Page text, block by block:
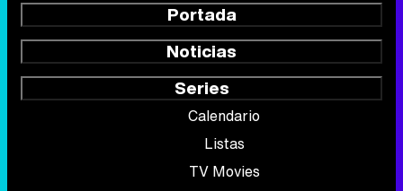
Portada
Noticias
Series
Calendario
Listas
TV Movies